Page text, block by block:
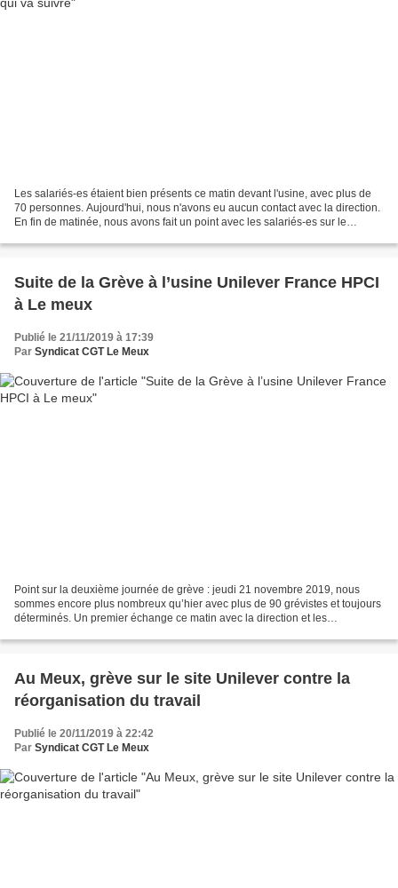
Les salariés-es étaient bien présents ce matin devant l'usine, avec plus de
70 personnes. Aujourd'hui, nous n'avons eu aucun contact avec la direction.
En fin de matinée, nous avons fait un point avec les salariés-es sur le
Suite de la Grève à l’usine Unilever France HPCI
à Le meux
Publié le 21/11/2019 à 17:39
Par Syndicat CGT Le Meux
Point sur la deuxième journée de grève : jeudi 21 novembre 2019, nous
sommes encore plus nombreux qu’hier avec plus de 90 grévistes et toujours
déterminés. Un premier échange ce matin avec la direction et les
Au Meux, grève sur le site Unilever contre la
réorganisation du travail
Publié le 20/11/2019 à 22:42
Par Syndicat CGT Le Meux